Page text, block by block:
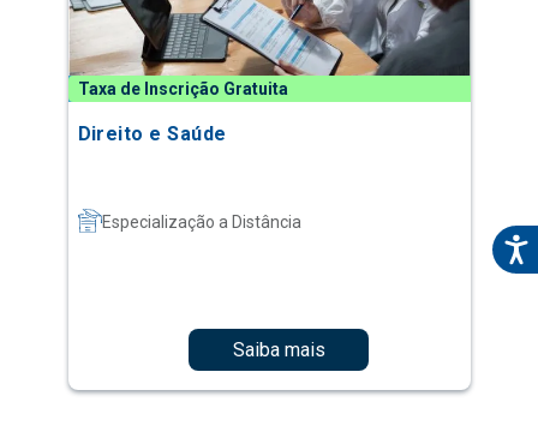
Taxa de Inscrição Gratuita
Direito e Saúde
Especialização a Distância
Saiba mais